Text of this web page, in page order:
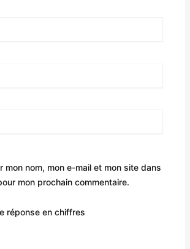
mon nom, mon e-mail et mon site dans
mon prochain commentaire.
réponse en chiffres